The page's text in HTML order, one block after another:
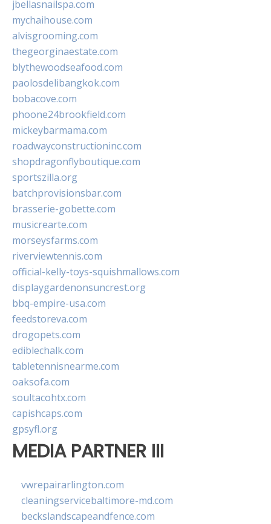
jbellasnailspa.com
mychaihouse.com
alvisgrooming.com
thegeorginaestate.com
blythewoodseafood.com
paolosdelibangkok.com
bobacove.com
phoone24brookfield.com
mickeybarmama.com
roadwayconstructioninc.com
shopdragonflyboutique.com
sportszilla.org
batchprovisionsbar.com
brasserie-gobette.com
musicrearte.com
morseysfarms.com
riverviewtennis.com
official-kelly-toys-squishmallows.com
displaygardenonsuncrest.org
bbq-empire-usa.com
feedstoreva.com
drogopets.com
ediblechalk.com
tabletennisnearme.com
oaksofa.com
soultacohtx.com
capishcaps.com
gpsyfl.org
MEDIA PARTNER III
vwrepairarlington.com
cleaningservicebaltimore-md.com
beckslandscapeandfence.com